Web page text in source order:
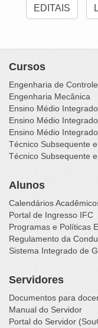
EDITAIS
Cursos
Engenharia de
Engenharia Mecânica
Ensino Médio
Ensino Médio
Ensino Médio
Técnico Subsequente
Técnico Subsequente
Alunos
Calendários
Portal de Ingresso IFC
Programas e Políticas
Regulamento da
Sistema Integrado de
Servidores
Documentos para
Manual do Servidor
Portal do Servidor